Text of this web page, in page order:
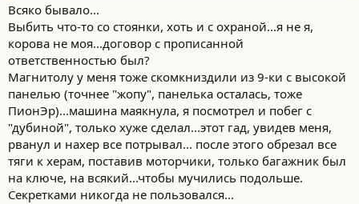
работали(высокая панель кто помнит).
Вот я потом утрахался все восстанавливать на морозе, так и
катался потом на летней резине и штампованных дисках, а на
этой стоянке до переезда в новый район в 2001 стоял бесплатно
еще и на следующей машине, так и не расплатились со мной
до конца)))
Навел кто-то из местных, но суть не в этом, нех было пальцы
веером гнуть)))
Всяко бывало...
Выбить что-то со стоянки, хоть и с охраной...я не я,
корова не моя...договор с прописанной
ответственностью был?
Магнитолу у меня тоже скомкниздили из 9-ки с высокой
панелью (точнее "жопу", панелька осталась, тоже
ПионЭр)...машина маякнула, я посмотрел и побег с
"дубиной", только хуже сделал...этот гад, увидев меня,
рванул и нахер все потрывал... после этого обрезал все
тяги к херам, поставив моторчики, только багажник был
на ключе, на всякий...чтобы мучились подольше.
Секретками никогда не пользовался...